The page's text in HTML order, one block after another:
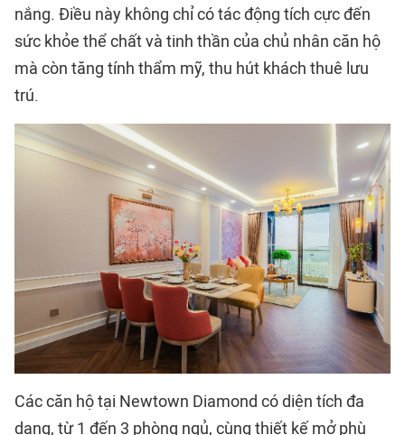
nắng. Điều này không chỉ có tác động tích cực đến
sức khỏe thể chất và tinh thần của chủ nhân căn hộ
mà còn tăng tính thẩm mỹ, thu hút khách thuê lưu
trú.
Các căn hộ tại Newtown Diamond có diện tích đa
dạng, từ 1 đến 3 phòng ngủ, cùng thiết kế mở phù